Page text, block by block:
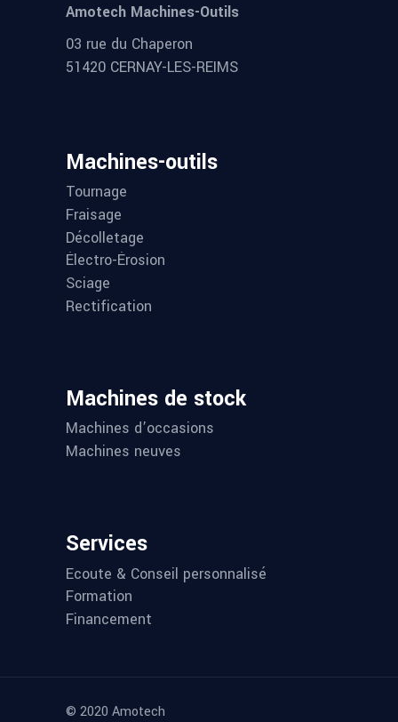
Amotech Machines-Outils
03 rue du Chaperon
51420 CERNAY-LES-REIMS
Machines-outils
Tournage
Fraisage
Décolletage
Électro-Érosion
Sciage
Rectification
Machines de stock
Machines d’occasions
Machines neuves
Services
Ecoute & Conseil personnalisé
Formation
Financement
© 2020 Amotech